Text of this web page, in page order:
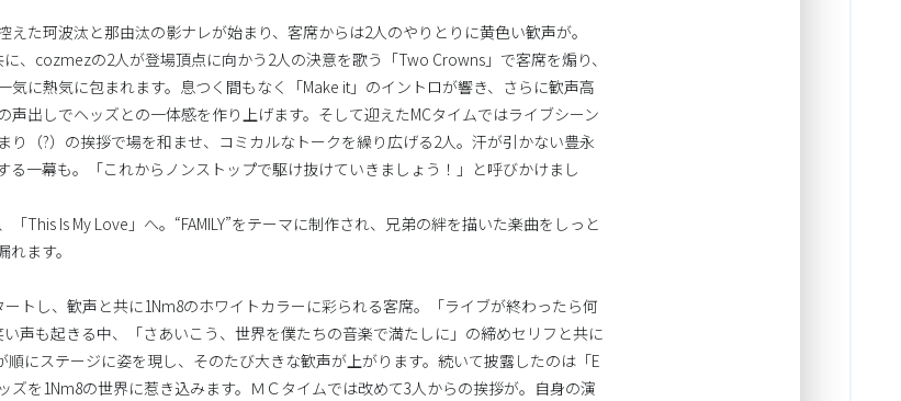
た珂波汰と那由汰の影ナレが始まり、客席からは2人のやりとりに黄色い歓声が。
、cozmezの2人が登場頂点に向かう2人の決意を歌う「Two Crowns」で客席を煽り、
に熱気に包まれます。息つく間もなく「Make it」のイントロが響き、さらに歓声高
声出しでヘッズとの一体感を作り上げます。そして迎えたMCタイムではライブシーン
り（?）の挨拶で場を和ませ、コミカルなトークを繰り広げる2人。汗が引かない豊永
る一幕も。「これからノンストップで駆け抜けていきましょう！」と呼びかけまし
This Is My Love」へ。“FAMILY”をテーマに制作され、兄弟の絆を描いた楽曲をしっと
ます。
トし、歓声と共に1Nm8のホワイトカラーに彩られる客席。「ライブが終わったら何
声も起きる中、「さあいこう、世界を僕たちの音楽で満たしに」の締めセリフと共に
順にステージに姿を現し、そのたび大きな歓声が上がります。続いて披露したのは「E
ズを1Nm8の世界に惹き込みます。ＭＣタイムでは改めて3人からの挨拶が。自身の演